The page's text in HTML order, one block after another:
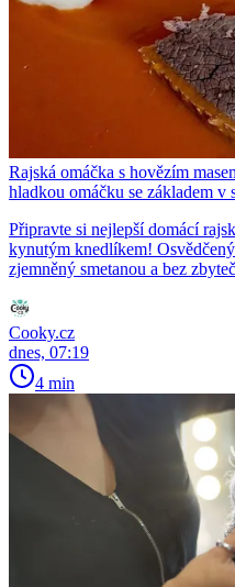
Rajská omáčka s hovězím
hladkou omáčku se základem v
Připravte si nejlepší domácí
kynutým knedlíkem!
zjemněný smetanou a bez
Cooky.cz
dnes, 07:19
4 min